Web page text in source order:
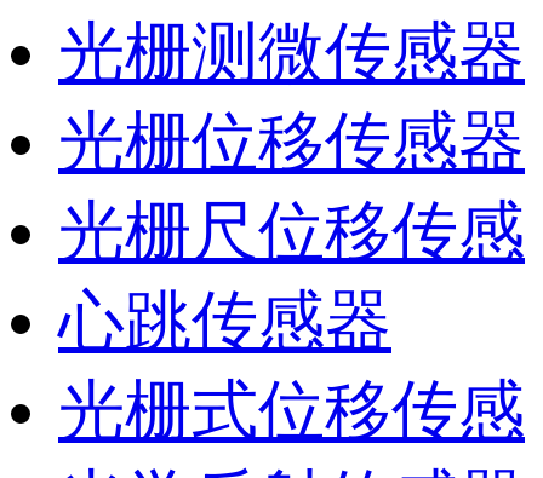
光栅测微传感器
光栅位移传感器
光栅尺位移传感
心跳传感器
光栅式位移传感